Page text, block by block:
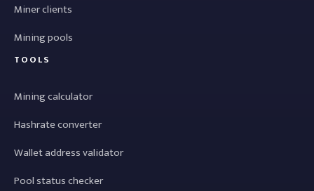
Miner clients
Mining pools
TOOLS
Mining calculator
Hashrate converter
Wallet address validator
Pool status checker